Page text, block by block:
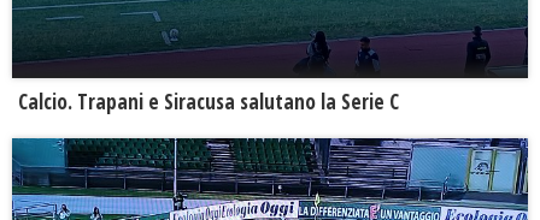
Calcio. Trapani e Siracusa salutano la Serie C